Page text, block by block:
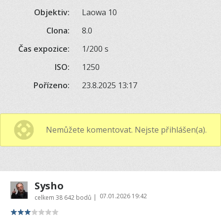
Objektiv:
Laowa 10
Clona:
8.0
Čas expozice:
1/200 s
ISO:
1250
Pořízeno:
23.8.2025 13:17
Nemůžete komentovat. Nejste přihlášen(a).
Sysho
celkem 38 642 bodů | 07.01.2026 19:42